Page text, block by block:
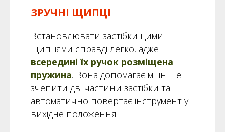
ЗРУЧНІ ЩИПЦІ
Встановлювати застібки цими
щипцями справді легко, адже
всередині їх ручок розміщена
пружина. Вона допомагає міцніше
зчепити дві частини застібки та
автоматично повертає інструмент у
вихідне положення